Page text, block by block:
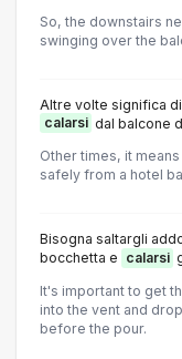
So, the downstairs
swinging over the
Altre volte significa
calarsi dal balcone
Other times, it
safely from a hotel
Bisogna saltargli
bocchetta e calarsi
It's important to get
into the vent and
before the pour.